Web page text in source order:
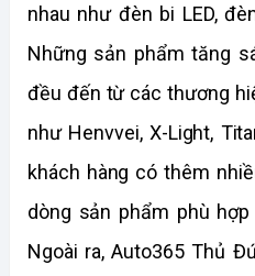
nhau như đèn bi LED,
Những sản phẩm tăng
đều đến từ các thương
như Henvvei, X-Light,
khách hàng có thêm
dòng sản phẩm phù
Ngoài ra, Auto365 Thủ